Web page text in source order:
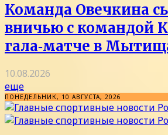
Команда Овечкина
вничью с командой
гала‑матче в
10.08.2026
еще
ПОНЕДЕЛЬНИК, 10 АВГУСТА, 2026